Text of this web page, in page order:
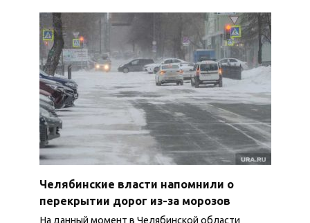
Челябинские власти напомнили о
перекрытии дорог из-за морозов
На данный момент в Челябинской области